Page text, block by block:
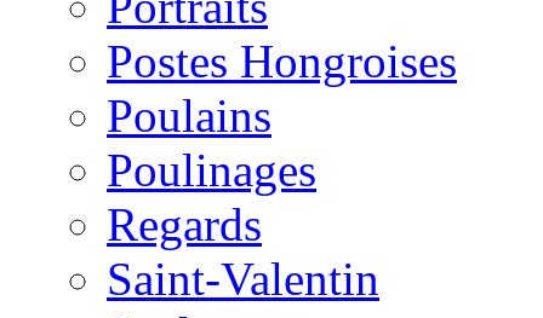
Postes Hongroises
Poulains
Poulinages
Regards
Saint-Valentin